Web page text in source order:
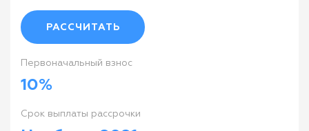
РАССЧИТАТЬ
Первоначальный взнос
10%
Cрок выплаты рассрочки